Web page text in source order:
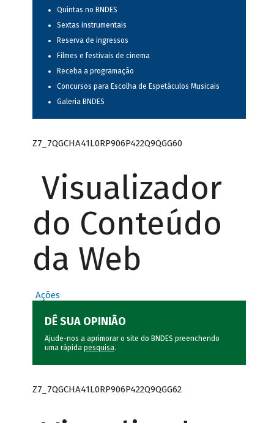
Quintas no BNDES
Sextas instrumentais
Reserva de ingressos
Filmes e festivais de cinema
Receba a programação
Concursos para Escolha de Espetáculos Musicais
Galeria BNDES
Z7_7QGCHA41L0RP906P422Q9QGG60
Visualizador
do Conteúdo
da Web
Ações
DÊ SUA OPINIÃO
Ajude-nos a aprimorar o site do BNDES preenchendo
uma rápida pesquisa.
Z7_7QGCHA41L0RP906P422Q9QGG62